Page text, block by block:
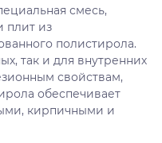
смесь,
плит из
полистирола.
так и для внутренних
свойствам,
обеспечивает
кирпичными и